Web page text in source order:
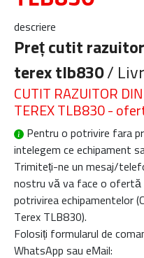
descriere
Preț cutit
terex tlb830/
CUTIT RAZUITOR
TEREX TLB830 -
Pentru o potrivire fara
intelegem ce echipament
Trimiteți-ne un mesaj/
nostru vă va face o ofertă
potrivirea echipamentelor (
Terex TLB830).
Folosiți formularul de
WhatsApp sau eMail: